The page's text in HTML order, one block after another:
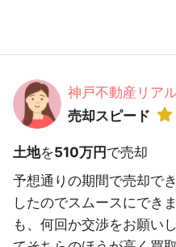
神戸不動産リア
売却スピード
土地を510万円で売却
予想通りの期間で売却で
したのでスムースにでき
も、何回か交渉をお願い